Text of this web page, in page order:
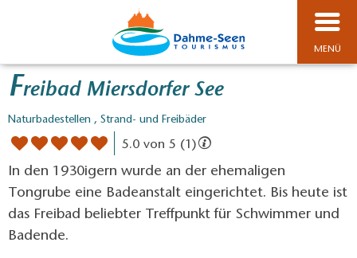
MENÜ
Freibad Miersdorfer See
Naturbadestellen , Strand- und Freibäder
5.0 von 5 (1)
In den 1930igern wurde an der ehemaligen
Tongrube eine Badeanstalt eingerichtet. Bis heute ist
das Freibad beliebter Treffpunkt für Schwimmer und
Badende.